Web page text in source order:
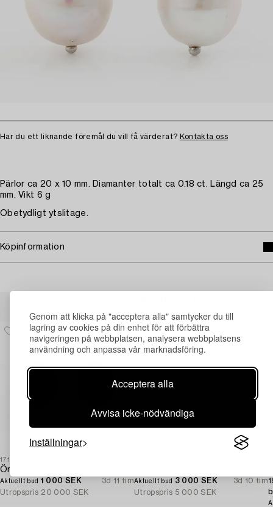
Genom att klicka på "acceptera alla" samtycker du till
lagring av cookies på din enhet för att förbättra
navigeringen på webbplatsen, analysera webbplatsens
användning och anpassa vår marknadsföring.
Acceptera alla
Avvisa icke-nödvändiga
Inställningar
Har du ett liknande föremål du vill få värderat? Kontakta oss
Pärlor ca 20 x 10 mm. Diamanter totalt ca 0.18 ct. Längd ca 25
mm. Vikt 6 g
Obetydligt ytslitage.
Köpinformation
1717869
Aktuellt bud 1 000 SEK
3d 11 tim
Utropspris 20 000 SEK
Aktuellt bud 3 000 SEK
3d 10 tim
Utropspris 5 000 SEK